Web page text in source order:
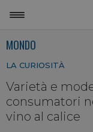
MONDO
LA CURIOSITÀ
Varietà e
consumatori
vino al calice